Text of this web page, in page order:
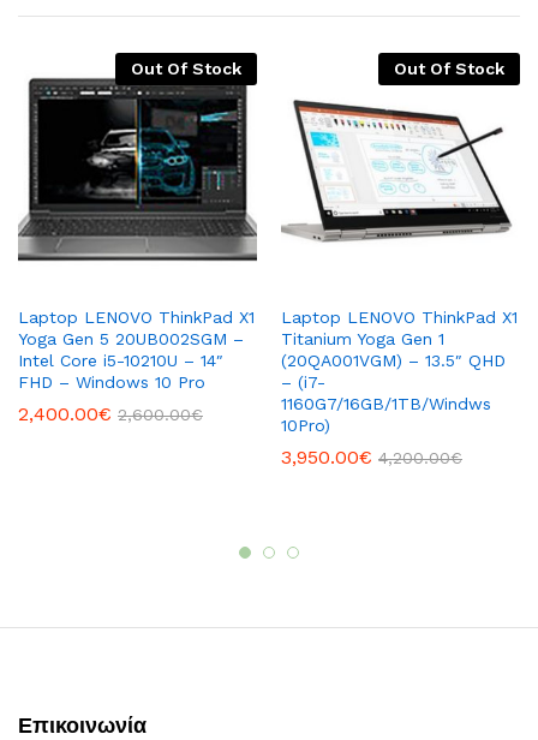
Out Of Stock
Laptop LENOVO ThinkPad X1
Yoga Gen 5 20UB002SGM –
Intel Core i5-10210U – 14″
FHD – Windows 10 Pro
2,400.00€ 2,600.00€
Out Of Stock
Laptop LENOVO ThinkPad X1
Titanium Yoga Gen 1
(20QA001VGM) – 13.5″ QHD
– (i7-
1160G7/16GB/1TB/Windws
10Pro)
3,950.00€ 4,200.00€
Επικοινωνία